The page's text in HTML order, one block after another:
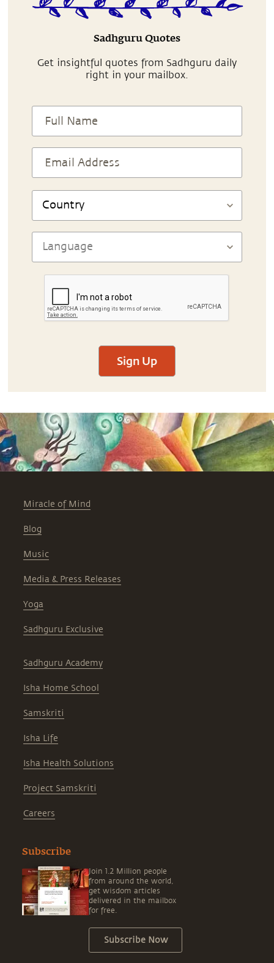
Sadhguru Quotes
Get insightful quotes from Sadhguru daily
right in your mailbox.
Sign Up
Miracle of Mind
Blog
Music
Media & Press Releases
Yoga
Sadhguru Exclusive
Sadhguru Academy
Isha Home School
Samskriti
Isha Life
Isha Health Solutions
Project Samskriti
Careers
Subscribe
Join 1.2 Million people
from around the world,
get wisdom articles
delivered in the mailbox
for free.
Subscribe Now